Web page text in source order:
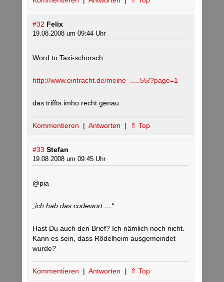
#32 Felix
19.08.2008 um 09:44 Uhr
Word to Taxi-schorsch
http://www.eintracht.de/meine_.....55/?page=1
das triffts imho recht genau
Kommentieren | Antworten | ⇑ Top
#33 Stefan
19.08.2008 um 09:45 Uhr
@pia
„ich hab das codewort …“
Hast Du auch den Brief? Ich nämlich noch nicht.
Kann es sein, dass Rödelheim ausgemeindet
wurde?
Kommentieren | Antworten | ⇑ Top